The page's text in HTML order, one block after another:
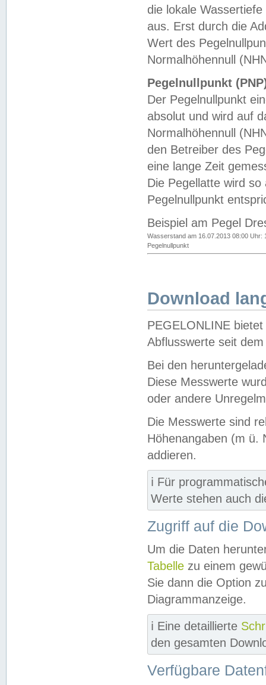
die lokale
aus. Erst durch die
Wert des
Normalhöhennull
Pegelnullpunkt
Der Pegelnullpunkt
absolut und wird auf
Normalhöhennull
den Betreiber des
eine lange Zeit
Die Pegellatte wird
Pegelnullpunkt
Beispiel am Pegel
Wasserstand am 16.07.2013 08:00 Uhr:
Pegelnullpunkt
Download
PEGELONLINE
Abflusswerte seit
Bei den
Diese Messwerte
oder andere
Die Messwerte sind
Höhenangaben (m ü.
addieren.
ℹ️ Für
Werte stehen auch
Zugriff auf die
Um die Daten
Tabelle zu einem
Sie dann die Option
Diagrammanzeige.
ℹ️ Eine detaillierte
den gesamten
Verfügbare